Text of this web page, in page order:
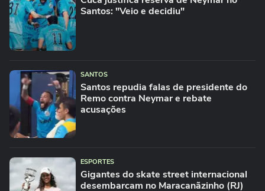
Santos: "Veio e decidiu"
SANTOS
Santos repudia falas de presidente do
Remo contra Neymar e rebate
acusações
ESPORTES
Gigantes do skate street internacional
desembarcam no Maracanãzinho (RJ)